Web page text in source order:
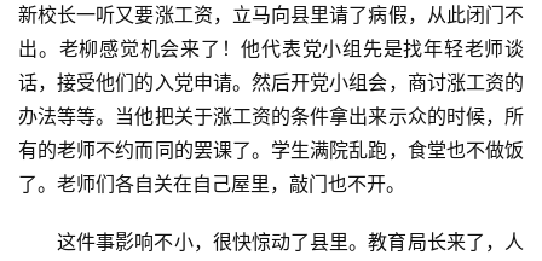
新校长一听又要涨工资，立马向县里请了病假，从此闭门不
出。老柳感觉机会来了！他代表党小组先是找年轻老师谈
话，接受他们的入党申请。然后开党小组会，商讨涨工资的
办法等等。当他把关于涨工资的条件拿出来示众的时候，所
有的老师不约而同的罢课了。学生满院乱跑，食堂也不做饭
了。老师们各自关在自己屋里，敲门也不开。
这件事影响不小，很快惊动了县里。教育局长来了，人